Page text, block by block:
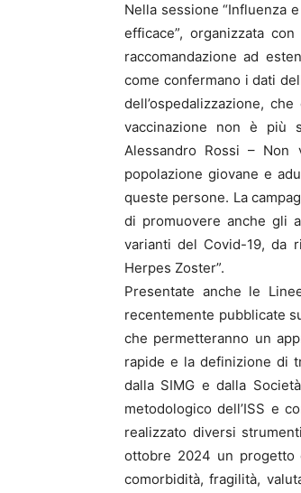
Nella sessione “Influenza
efficace”, organizzata
raccomandazione ad
come confermano i dati
dell’ospedalizzazione,
vaccinazione non è più
Alessandro Rossi – Non
popolazione giovane e
queste persone. La
di promuovere anche gli
varianti del Covid-19, da
Herpes Zoster”.
Presentate anche le
recentemente pubblicate
che permetteranno un
rapide e la definizione di
dalla SIMG e dalla
metodologico dell’ISS e
realizzato diversi
ottobre 2024 un progetto
comorbidità, fragilità,